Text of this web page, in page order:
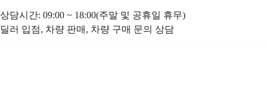
상담시간: 09:00 ~ 18:00(주말 및 공휴일 휴무)
딜러 입점, 차량 판매, 차량 구매 문의 상담